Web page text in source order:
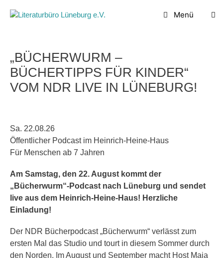
Inhalt
Menü
„BÜCHERWURM –
BÜCHERTIPPS FÜR KINDER“
VOM NDR LIVE IN LÜNEBURG!
Sa. 22.08.26
Öffentlicher Podcast im Heinrich-Heine-Haus
Für Menschen ab 7 Jahren
Am Samstag, den 22. August kommt der
„Bücherwurm“-Podcast nach Lüneburg und sendet
live aus dem Heinrich-Heine-Haus! Herzliche
Einladung!
Der NDR Bücherpodcast „Bücherwurm“ verlässt zum
ersten Mal das Studio und tourt in diesem Sommer durch
den Norden. Im August und September macht Host Maja